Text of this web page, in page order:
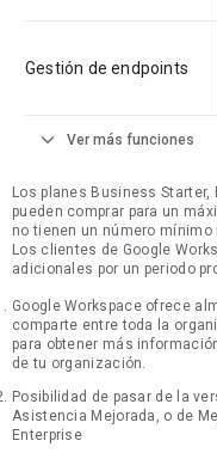
Gestión de endpoints
expand_more Ver más funciones
Los planes Business
pueden comprar para un
no tienen un número
Los clientes de Google
adicionales por un periodo
Google Workspace ofrece
comparte entre toda la
para obtener más
de tu organización.
Posibilidad de pasar de la
Asistencia Mejorada, o de
Enterprise